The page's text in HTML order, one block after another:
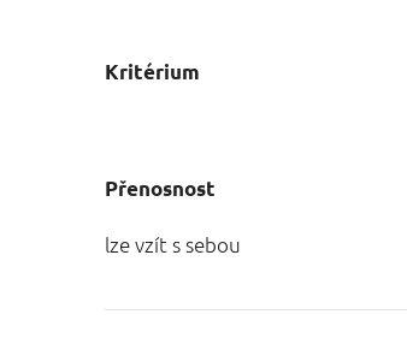
Kritérium
Přenosnost
lze vzít s sebou